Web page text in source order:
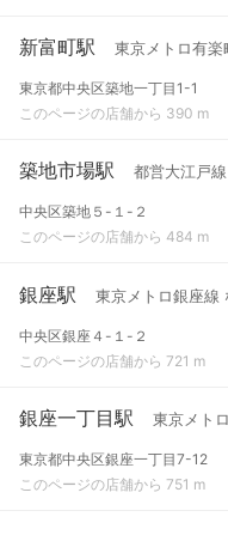
新富町駅 東京メトロ有楽
東京都中央区築地一丁目1-1
このページの店舗から 390 m
築地市場駅 都営大江戸線
中央区築地５-１-２
このページの店舗から 484 m
銀座駅 東京メトロ銀座線
中央区銀座４-１-２
このページの店舗から 721 m
銀座一丁目駅 東京メト
東京都中央区銀座一丁目7-12
このページの店舗から 751 m